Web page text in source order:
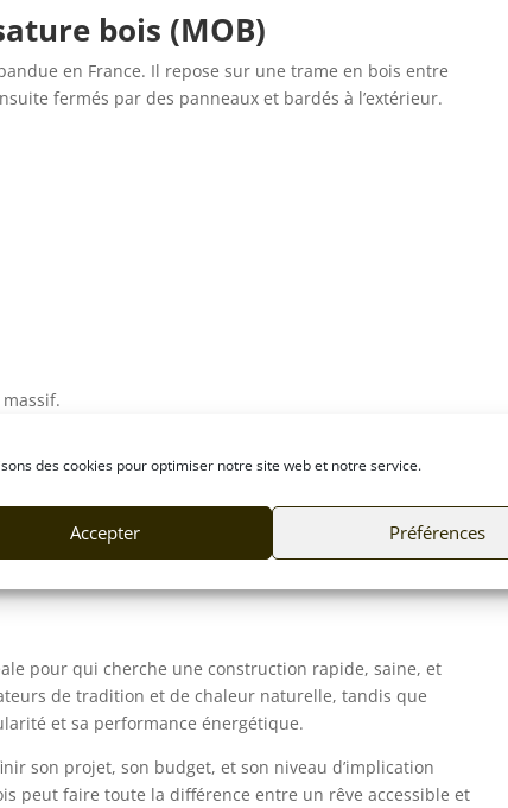
des cookies pour optimiser notre site web et notre service.
Accepter Préférences
bois (MOB)
en France. Il repose sur une trame en bois entre
fermés par des panneaux et bardés à l’extérieur.
en bois
kits et les fournisseurs :
pour qui cherche une construction rapide, saine, et
de tradition et de chaleur naturelle, tandis que
et sa performance énergétique.
son projet, son budget, et son niveau d’implication
peut faire toute la différence entre un rêve accessible et